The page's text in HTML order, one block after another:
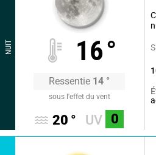
NUIT 16°
Ressentie 14 °
sous l'effet du vent
20 ° UV 0